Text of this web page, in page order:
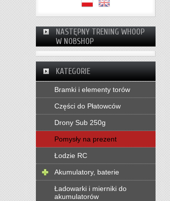
NASTĘPNY TRENING WHOOP
W NOBSHOP
KATEGORIE
Bramki i elementy torów
Części do Płatowców
Drony Sub 250g
Pomysły na prezent
Łodzie RC
Akumulatory, baterie
Ładowarki i mierniki do
akumulatorów